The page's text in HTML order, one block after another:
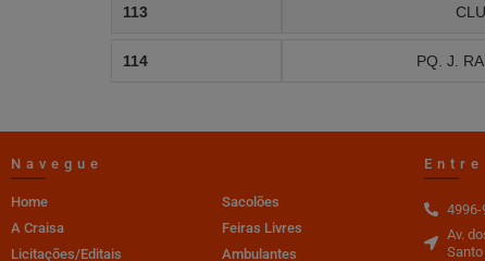
113
114 PQ. J.
Navegue
Home
A Craisa
Licitações/Editais
Sacolões
Feiras Livres
Ambulantes
4996-
Av.
Santo